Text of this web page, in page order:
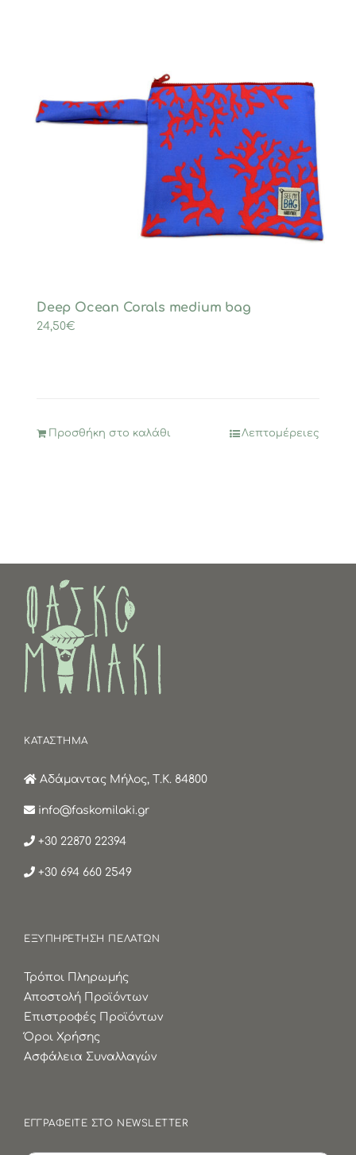
Deep Ocean Corals medium bag
24,50€
Προσθήκη στο καλάθι Λεπτομέρειες
ΚΑΤΑΣΤΗΜΑ
Αδάμαντας Μήλος, Τ.Κ. 84800
info@faskomilaki.gr
+30 22870 22394
+30 694 660 2549
ΕΞΥΠΗΡΕΤΗΣΗ ΠΕΛΑΤΩΝ
Τρόποι Πληρωμής
Αποστολή Προϊόντων
Επιστροφές Προϊόντων
Όροι Χρήσης
Ασφάλεια Συναλλαγών
ΕΓΓΡΑΦΕΙΤΕ ΣΤΟ NEWSLETTER